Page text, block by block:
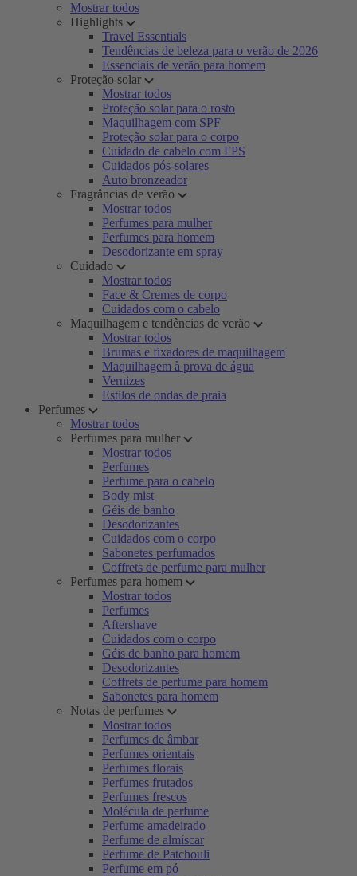
Mostrar todos
Highlights
Travel Essentials
Tendências de beleza para o verão de 2026
Essenciais de verão para homem
Proteção solar
Mostrar todos
Proteção solar para o rosto
Maquilhagem com SPF
Proteção solar para o corpo
Cuidado de cabelo com FPS
Cuidados pós-solares
Auto bronzeador
Fragrâncias de verão
Mostrar todos
Perfumes para mulher
Perfumes para homem
Desodorizante em spray
Cuidado
Mostrar todos
Face & Cremes de corpo
Cuidados com o cabelo
Maquilhagem e tendências de verão
Mostrar todos
Brumas e fixadores de maquilhagem
Maquilhagem à prova de água
Vernizes
Estilos de ondas de praia
Perfumes
Mostrar todos
Perfumes para mulher
Mostrar todos
Perfumes
Perfume para o cabelo
Body mist
Géis de banho
Desodorizantes
Cuidados com o corpo
Sabonetes perfumados
Coffrets de perfume para mulher
Perfumes para homem
Mostrar todos
Perfumes
Aftershave
Cuidados com o corpo
Géis de banho para homem
Desodorizantes
Coffrets de perfume para homem
Sabonetes para homem
Notas de perfumes
Mostrar todos
Perfumes de âmbar
Perfumes orientais
Perfumes florais
Perfumes frutados
Perfumes frescos
Molécula de perfume
Perfume amadeirado
Perfume de almíscar
Perfume de Patchouli
Perfume em pó